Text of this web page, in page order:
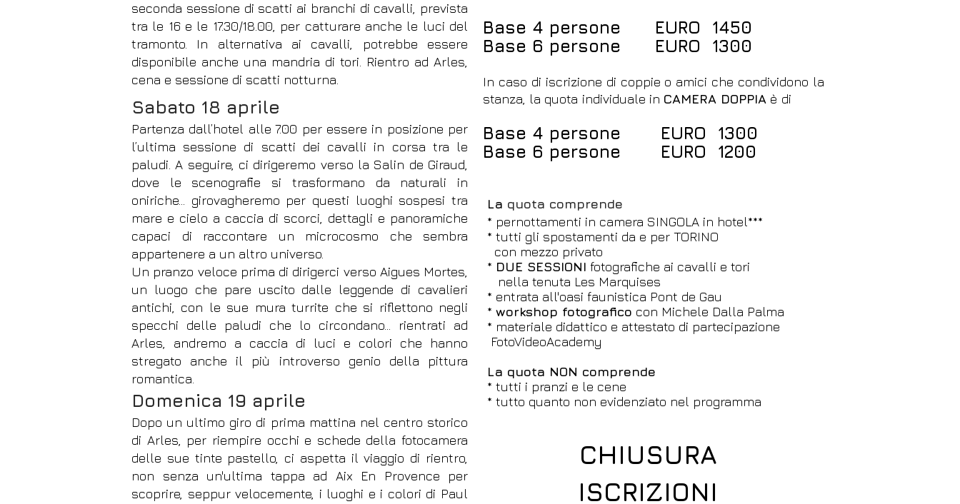
seconda sessione di scatti ai branchi di cavalli, prevista
tra le 16 e le 17.30/18.00, per catturare anche le luci del
tramonto. In alternativa ai cavalli, potrebbe essere
disponibile anche una mandria di tori. Rientro ad Arles,
cena e sessione di scatti notturna.
Sabato 18 aprile
Partenza dall’hotel alle 7.00 per essere in posizione per
l’ultima sessione di scatti dei cavalli in corsa tra le
paludi. A seguire, ci dirigeremo verso la Salin de Giraud,
dove le scenografie si trasformano da naturali in
oniriche… girovagheremo per questi luoghi sospesi tra
mare e cielo a caccia di scorci, dettagli e panoramiche
capaci di raccontare un microcosmo che sembra
appartenere a un altro universo.
Un pranzo veloce prima di dirigerci verso Aigues Mortes,
un luogo che pare uscito dalle leggende di cavalieri
antichi, con le sue mura turrite che si riflettono negli
specchi delle paludi che lo circondano... rientrati ad
Arles, andremo a caccia di luci e colori che hanno
stregato anche il più introverso genio della pittura
romantica.
Domenica 19 aprile
Dopo un ultimo giro di prima mattina nel centro storico
di Arles, per riempire occhi e schede della fotocamera
delle sue tinte pastello, ci aspetta il viaggio di rientro,
non senza un'ultima tappa ad Aix En Provence per
scoprire, seppur velocemente, i luoghi e i colori di Paul
La quota comprende
* pernottamenti in camera SINGOLA in hotel***
* tutti gli spostamenti da e per TORINO
con mezzo privato
* DUE SESSIONI fotografiche ai cavalli e tori
nella tenuta Les Marquises
* entrata all'oasi faunistica Pont de Gau
* workshop fotografico con Michele Dalla Palma
* materiale didattico e attestato di partecipazione
FotoVideoAcademy
La quota NON comprende
* tutti i pranzi e le cene
* tutto quanto non evidenziato nel programma
CHIUSURA
ISCRIZIONI
Base 4 persone EURO 1450
Base 6 persone EURO 1300
In caso di iscrizione di coppie o amici che condividono la
stanza, la quota individuale in CAMERA DOPPIA è di
Base 4 persone EURO 1300
Base 6 persone EURO 1200